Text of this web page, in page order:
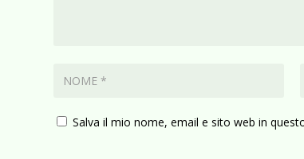
Salva il mio nome, email e sito web in